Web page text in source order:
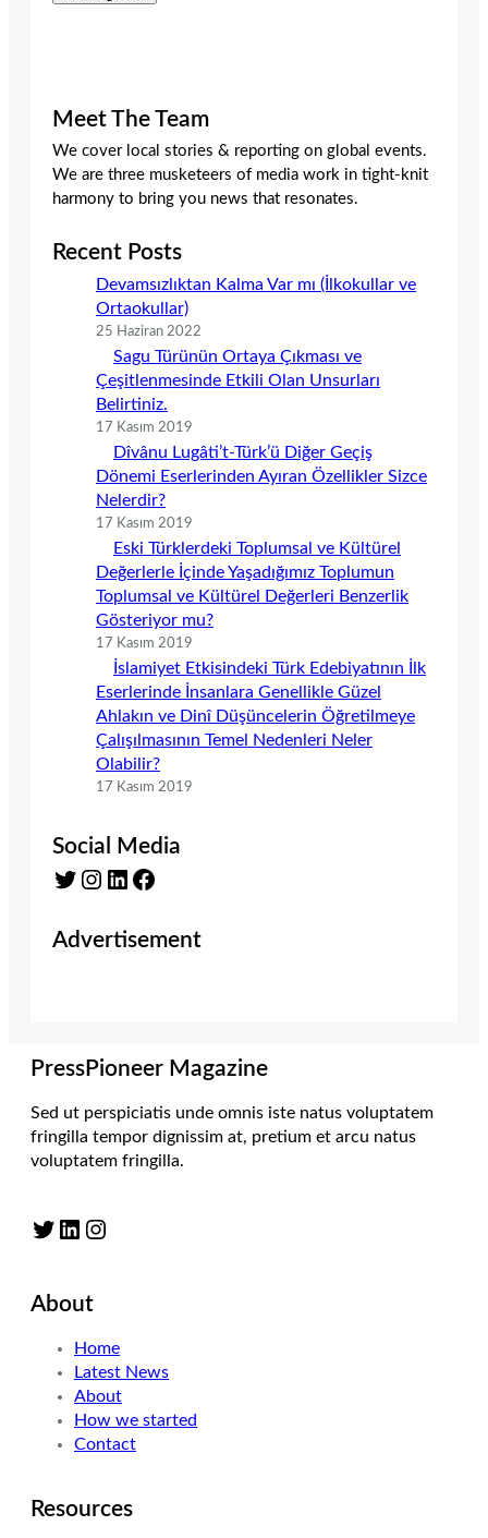
Meet The Team
We cover local stories & reporting on global events.
We are three musketeers of media work in tight-knit
harmony to bring you news that resonates.
Recent Posts
Devamsızlıktan Kalma Var mı (İlkokullar ve
Ortaokullar)
25 Haziran 2022
Sagu Türünün Ortaya Çıkması ve
Çeşitlenmesinde Etkili Olan Unsurları
Belirtiniz.
17 Kasım 2019
Dîvânu Lugâti’t-Türk’ü Diğer Geçiş
Dönemi Eserlerinden Ayıran Özellikler Sizce
Nelerdir?
17 Kasım 2019
Eski Türklerdeki Toplumsal ve Kültürel
Değerlerle İçinde Yaşadığımız Toplumun
Toplumsal ve Kültürel Değerleri Benzerlik
Gösteriyor mu?
17 Kasım 2019
İslamiyet Etkisindeki Türk Edebiyatının İlk
Eserlerinde İnsanlara Genellikle Güzel
Ahlakın ve Dinî Düşüncelerin Öğretilmeye
Çalışılmasının Temel Nedenleri Neler
Olabilir?
17 Kasım 2019
Social Media
Twitter Instagram LinkedIn Facebook
Advertisement
PressPioneer Magazine
Sed ut perspiciatis unde omnis iste natus voluptatem
fringilla tempor dignissim at, pretium et arcu natus
voluptatem fringilla.
Twitter LinkedIn Instagram
About
Home
Latest News
About
How we started
Contact
Resources